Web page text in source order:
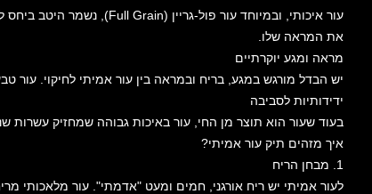
את המראה שלו.
מראה ומגע יוקרתיים
יש הבדל מורגש במגע, בריח ובמראה בין עור אמיתי לחיקוי.
ידידותיות לסביבה
בעוד שעור הוא תוצר מן החי, עור באיכות גבוהה שמחזיק עשרות
איך מזהים תיק עור אמיתי?
1. מבחן הריח
לעור אמיתי יש ריח אורגני, חמים ומעט "אדמתי". עור מלאכותי